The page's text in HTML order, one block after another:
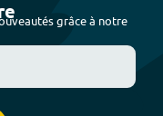
grâce à notre